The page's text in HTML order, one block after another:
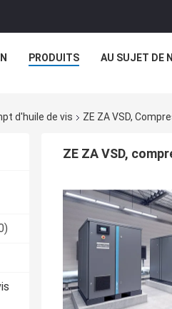
PRODUITS AU SUJET DE
d'huile de vis ZE ZA VSD,
ZE ZA VSD,